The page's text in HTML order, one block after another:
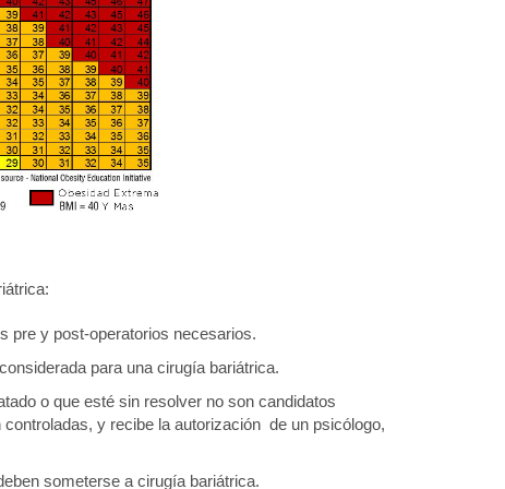
pre y post-operatorios necesarios.
para una cirugía bariátrica.
o que esté sin resolver no son candidatos
y recibe la autorización de un psicólogo,
someterse a cirugía bariátrica.